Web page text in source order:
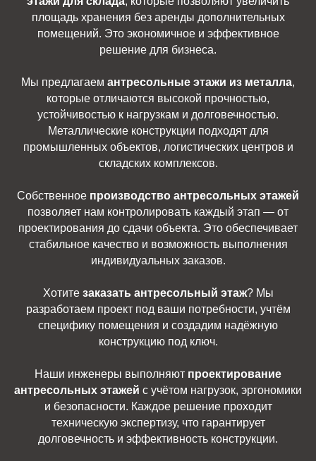
площадь хранения без аренды дополнительных
помещений. Это экономичное и эффективное
решение для бизнеса.
Мы предлагаем антресольные этажи из металла,
которые отличаются высокой прочностью,
устойчивостью к нагрузкам и долговечностью.
Металлические конструкции подходят для
промышленных объектов, логистических центров и
складских комплексов.
Собственное производство антресольных этажей
позволяет нам контролировать каждый этап — от
проектирования до сдачи объекта. Это обеспечивает
стабильное качество и возможность выполнения
индивидуальных заказов.
Хотите заказать антресольный этаж? Мы
разработаем проект под ваши потребности, учтём
специфику помещения и создадим надёжную
конструкцию под ключ.
Наши инженеры выполняют проектирование
антресольных этажей с учётом нагрузок, эргономики
и безопасности. Каждое решение проходит
техническую экспертизу, что гарантирует
долговечность и эффективность конструкции.